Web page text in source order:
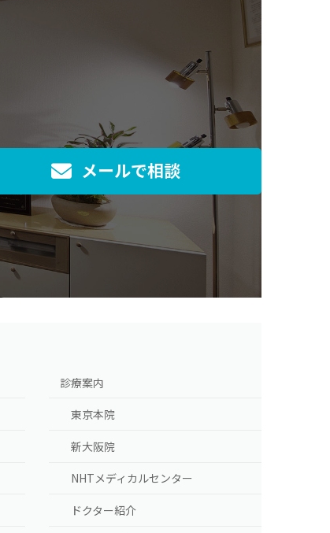
メールで相談
診療案内
東京本院
新大阪院
NHTメディカルセンター
ドクター紹介